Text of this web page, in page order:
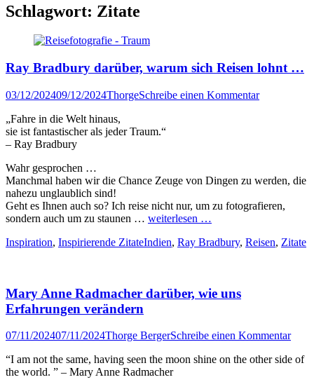
Schlagwort: Zitate
Ray Bradbury darüber, warum sich Reisen lohnt …
Veröffentlicht
03/12/202409/12/2024Author
ThorgeSchreibe einen Kommentar
„Fahre in die Welt hinaus,
sie ist fantastischer als jeder Traum.“
– Ray Bradbury
Wahr gesprochen …
Manchmal haben wir die Chance Zeuge von Dingen zu werden, die
nahezu unglaublich sind!
Geht es Ihnen auch so? Ich reise nicht nur, um zu fotografieren,
sondern auch um zu staunen … weiterlesen …
Kategorien
Inspiration, Inspirierende ZitateTags
Indien, Ray Bradbury, Reisen, Zitate
Mary Anne Radmacher darüber, wie uns
Erfahrungen verändern
Veröffentlicht
07/11/202407/11/2024Author
Thorge BergerSchreibe einen Kommentar
“I am not the same, having seen the moon shine on the other side of
the world. ” – Mary Anne Radmacher